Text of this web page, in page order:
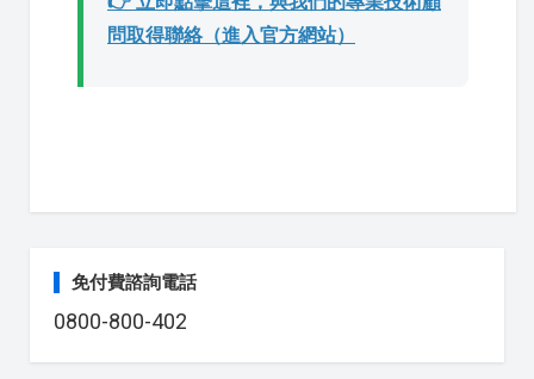
問取得聯絡（進入官方網站）
免付費諮詢電話
0800-800-402